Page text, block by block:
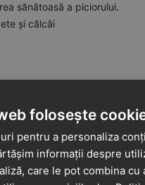
sănătoasă a piciorului.
și călcâi
folosește
pentru a personaliza
informații despre
care le pot combina